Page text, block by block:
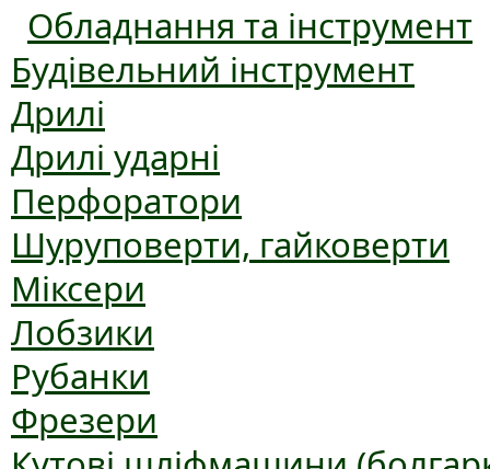
Обладнання та інструмент
Будівельний інструмент
Дрилі
Дрилі ударні
Перфоратори
Шуруповерти, гайковерти
Міксери
Лобзики
Рубанки
Фрезери